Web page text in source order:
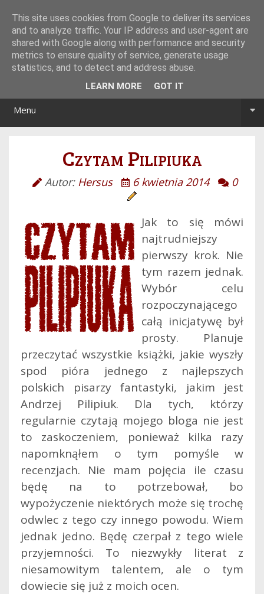
Menu
Czytam Pilipiuka
Autor: Hersus 6 kwietnia 2014 0
Jak to się mówi
najtrudniejszy
pierwszy krok. Nie
tym razem jednak.
Wybór celu
rozpoczynającego
całą inicjatywę był
prosty. Planuje
przeczytać wszystkie książki, jakie wyszły
spod pióra jednego z najlepszych
polskich pisarzy fantastyki, jakim jest
Andrzej Pilipiuk. Dla tych, którzy
regularnie czytają mojego bloga nie jest
to zaskoczeniem, ponieważ kilka razy
napomknąłem o tym pomyśle w
recenzjach. Nie mam pojęcia ile czasu
będę na to potrzebował, bo
wypożyczenie niektórych może się trochę
odwlec z tego czy innego powodu. Wiem
jednak jedno. Będę czerpał z tego wiele
przyjemności. To niezwykły literat z
niesamowitym talentem, ale o tym
dowiecie się już z moich ocen.
This site uses cookies from Google to deliver its services
and to analyze traffic. Your IP address and user-agent are
shared with Google along with performance and security
metrics to ensure quality of service, generate usage
statistics, and to detect and address abuse.
LEARN MORE GOT IT